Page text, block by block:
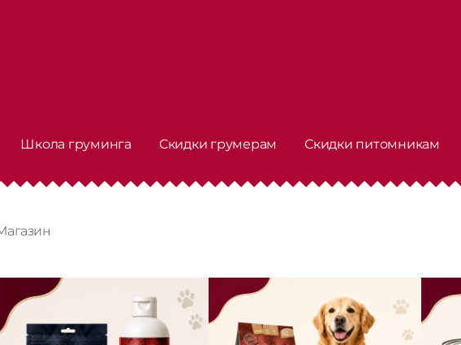
Школа груминга Скидки грумерам Скидки питомникам